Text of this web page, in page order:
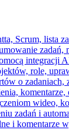
Scrum, lista
zadań,
integracji
role,
o
komentarze,
wideo,
zadań i
i komentarze